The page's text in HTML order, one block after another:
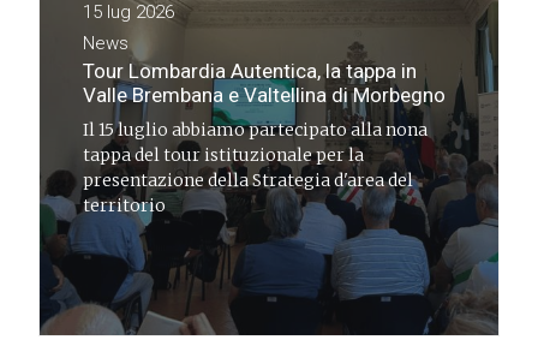
15 lug 2026
News
Tour Lombardia Autentica, la tappa in
Valle Brembana e Valtellina di Morbegno
Il 15 luglio abbiamo partecipato alla nona
tappa del tour istituzionale per la
presentazione della Strategia d'area del
territorio